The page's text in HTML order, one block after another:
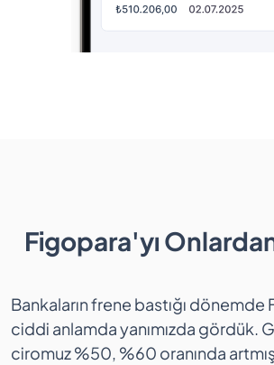
Figopara'yı
Bankaların frene bastığı dönemde
ciddi anlamda yanımızda gördük.
ciromuz %50, %60 oranında